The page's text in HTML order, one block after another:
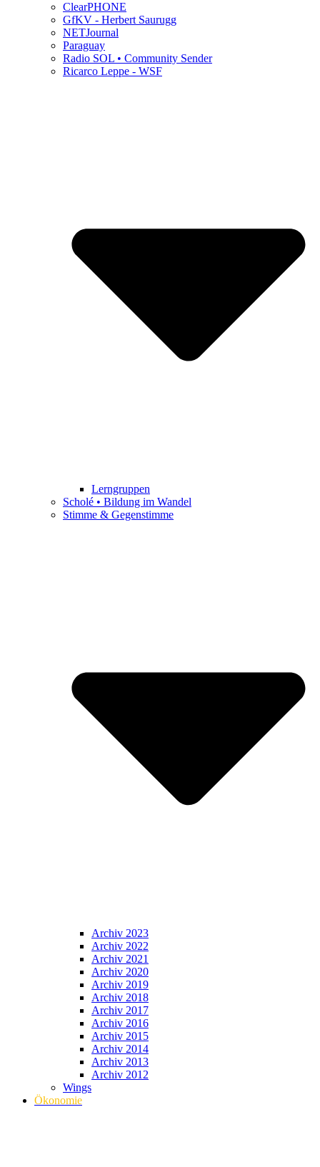
ClearPHONE
GfKV - Herbert Saurugg
NETJournal
Paraguay
Radio SOL • Community Sender
Ricarco Leppe - WSF
Lerngruppen
Scholé • Bildung im Wandel
Stimme & Gegenstimme
Archiv 2023
Archiv 2022
Archiv 2021
Archiv 2020
Archiv 2019
Archiv 2018
Archiv 2017
Archiv 2016
Archiv 2015
Archiv 2014
Archiv 2013
Archiv 2012
Wings
Ökonomie